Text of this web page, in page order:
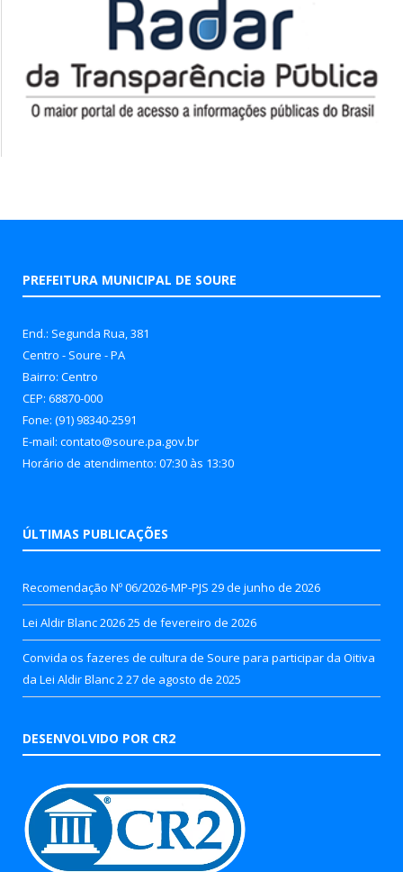
PREFEITURA MUNICIPAL DE SOURE
End.: Segunda Rua, 381
Centro - Soure - PA
Bairro: Centro
CEP: 68870-000
Fone: (91) 98340-2591
E-mail: contato@soure.pa.gov.br
Horário de atendimento: 07:30 às 13:30
ÚLTIMAS PUBLICAÇÕES
Recomendação Nº 06/2026-MP-PJS 29 de junho de 2026
Lei Aldir Blanc 202625 de fevereiro de 2026
Convida os fazeres de cultura de Soure para participar da Oitiva
da Lei Aldir Blanc 2 27 de agosto de 2025
DESENVOLVIDO POR CR2